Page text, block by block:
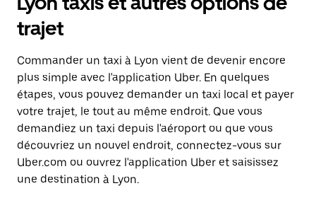
trajet
Commander un taxi à Lyon vient de devenir encore
plus simple avec l'application Uber. En quelques
étapes, vous pouvez demander un taxi local et payer
votre trajet, le tout au même endroit. Que vous
demandiez un taxi depuis l'aéroport ou que vous
découvriez un nouvel endroit, connectez-vous sur
Uber.com ou ouvrez l'application Uber et saisissez
une destination à Lyon.